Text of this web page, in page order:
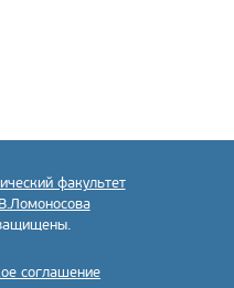
факультет
соглашение